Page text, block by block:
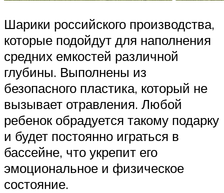
Шарики российского производства,
которые подойдут для наполнения
средних емкостей различной
глубины. Выполнены из
безопасного пластика, который не
вызывает отравления. Любой
ребенок обрадуется такому подарку
и будет постоянно играться в
бассейне, что укрепит его
эмоциональное и физическое
состояние.